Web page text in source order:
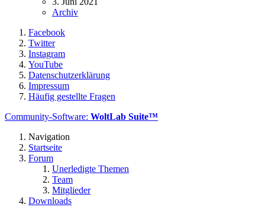
Archiv
Facebook
Twitter
Instagram
YouTube
Datenschutzerklärung
Impressum
Häufig gestellte Fragen
Community-Software: WoltLab Suite™
Navigation
Startseite
Forum
Unerledigte Themen
Team
Mitglieder
Downloads